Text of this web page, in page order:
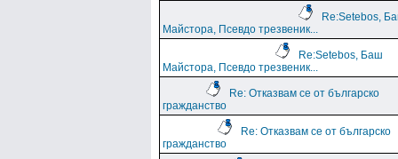
Re:Setebos,
Майстора, Псевдо трезвеник...
Re:Setebos, Баш
Майстора, Псевдо трезвеник...
Re: Отказвам се от българско
гражданство
Re: Отказвам се от българско
гражданство